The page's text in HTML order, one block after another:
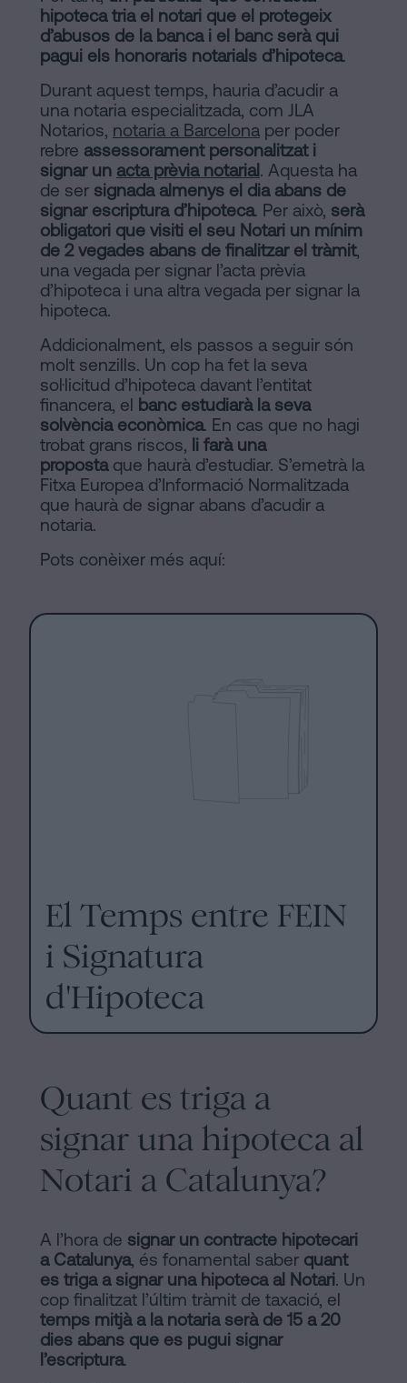
hipoteca tria el notari que el protegeix
d’abusos de la banca i el banc serà qui
pagui els honoraris notarials d’hipoteca.
Durant aquest temps, hauria d’acudir a
una notaria especialitzada, com JLA
Notarios, notaria a Barcelona per poder
rebre assessorament personalitzat i
signar un acta prèvia notarial. Aquesta ha
de ser signada almenys el dia abans de
signar escriptura d’hipoteca. Per això, serà
obligatori que visiti el seu Notari un mínim
de 2 vegades abans de finalitzar el tràmit,
una vegada per signar l’acta prèvia
d’hipoteca i una altra vegada per signar la
hipoteca.
Addicionalment, els passos a seguir són
molt senzills. Un cop ha fet la seva
sol·licitud d’hipoteca davant l’entitat
financera, el banc estudiarà la seva
solvència econòmica. En cas que no hagi
trobat grans riscos, li farà una
propostaque haurà d’estudiar. S’emetrà la
Fitxa Europea d’Informació Normalitzada
que haurà de signar abans d’acudir a
notaria.
Pots conèixer més aquí:
El Temps entre FEIN
i Signatura
d'Hipoteca
Quant es triga a
signar una hipoteca al
Notari a Catalunya?
A l’hora de signar un contracte hipotecari
a Catalunya, és fonamental saber quant
es triga a signar una hipoteca al Notari. Un
cop finalitzat l’últim tràmit de taxació, el
temps mitjà a la notaria serà de 15 a 20
dies abans que es pugui signar
l’escriptura.